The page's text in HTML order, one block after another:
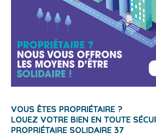
VOUS ÊTES PROPRIÉTAIRE ?
LOUEZ VOTRE BIEN EN TOUTE
PROPRIÉTAIRE SOLIDAIRE 37